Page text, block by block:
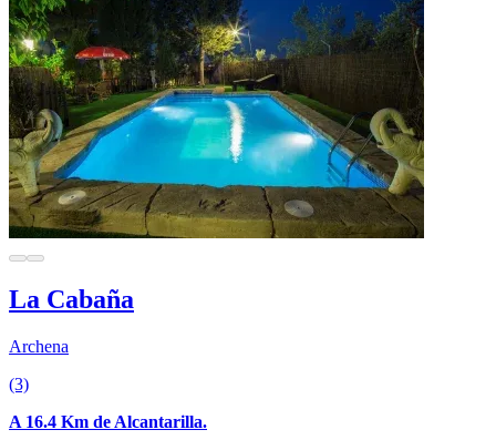
La Cabaña
Archena
(3)
A 16.4 Km de Alcantarilla.